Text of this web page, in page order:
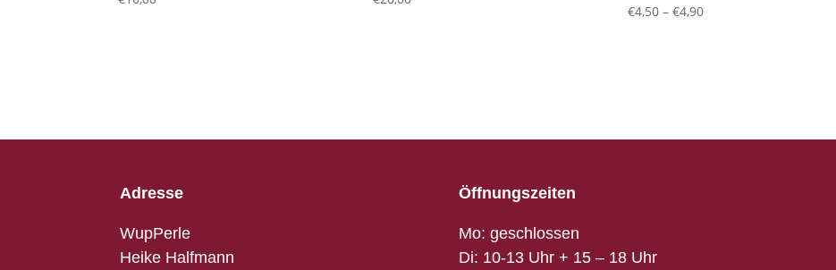
€4,50– €4,90
Adresse
WupPerle
Heike Halfmann
Öffnungszeiten
Mo: geschlossen
Di: 10-13 Uhr + 15 – 18 Uhr